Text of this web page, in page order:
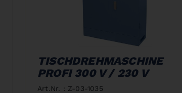
TISCHDREHMASCHINE
PROFI 300 V / 230 V
Art.Nr. : Z-03-1035